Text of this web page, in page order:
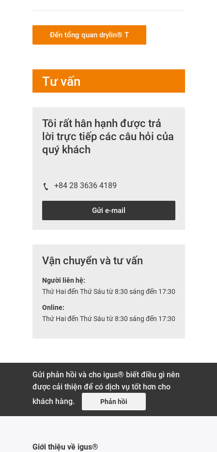
Đến tổng quan drylin® T
Tư vấn
Tôi rất hân hạnh được trả
lời trực tiếp các câu hỏi của
quý khách
+84 28 3636 4189
Gửi e-mail
Vận chuyển và tư vấn
Người liên hệ:
Thứ Hai đến Thứ Sáu từ 8:30 sáng đến 17:30
Online:
Thứ Hai đến Thứ Sáu từ 8:30 sáng đến 17:30
Gửi phản hồi và cho igus® biết điều gì nên
được cải thiện để có dịch vụ tốt hơn cho
khách hàng.
Phản hồi
Giới thiệu về igus®